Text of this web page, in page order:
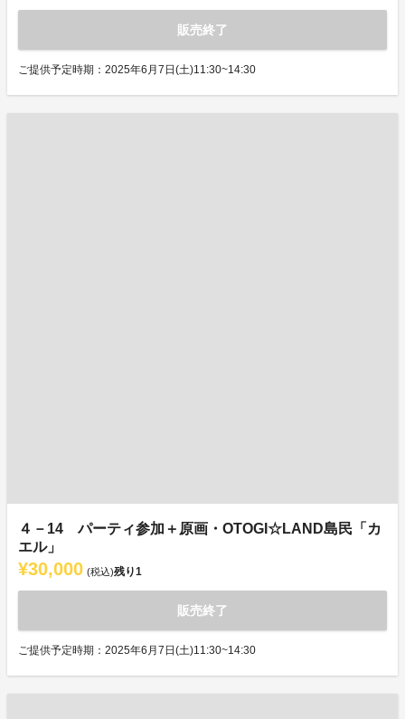
販売終了
ご提供予定時期：2025年6月7日(土)11:30~14:30
４－14 パーティ参加＋原画・OTOGI☆LAND島民「カ
エル」
¥30,000 (税込)残り1
販売終了
ご提供予定時期：2025年6月7日(土)11:30~14:30